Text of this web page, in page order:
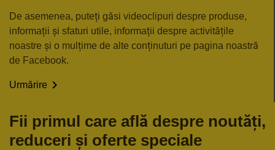
De asemenea, puteți găsi videoclipuri despre produse,
informații și sfaturi utile, informații despre activitățile
noastre și o mulțime de alte conținuturi pe pagina noastră
de Facebook.
Urmărire 
Fii primul care află despre noutăți,
reduceri și oferte speciale